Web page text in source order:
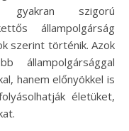
gyakran szigorú
állampolgárság
szerint történik. Azok
állampolgársággal
hanem előnyökkel is
életüket,